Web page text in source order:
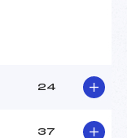
24
37